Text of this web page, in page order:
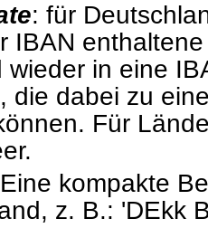
: für
IBAN
wieder in eine
die dabei zu
Für
kompakte
z. B.: 'DEkk